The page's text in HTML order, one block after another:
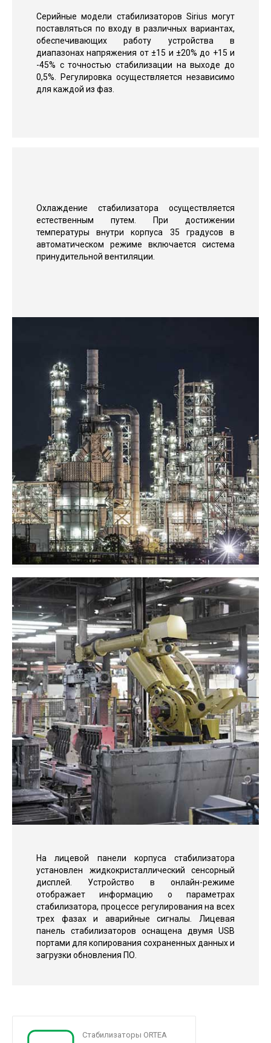
Серийные модели стабилизаторов Sirius могут
поставляться по входу в различных вариантах,
обеспечивающих работу устройства в
диапазонах напряжения от ±15 и ±20% до +15 и
-45% с точностью стабилизации на выходе до
0,5%. Регулировка осуществляется независимо
для каждой из фаз.
Охлаждение стабилизатора осуществляется
естественным путем. При достижении
температуры внутри корпуса 35 градусов в
автоматическом режиме включается система
принудительной вентиляции.
На лицевой панели корпуса стабилизатора
установлен жидкокристаллический сенсорный
дисплей. Устройство в онлайн-режиме
отображает информацию о параметрах
стабилизатора, процессе регулирования на всех
трех фазах и аварийные сигналы. Лицевая
панель стабилизаторов оснащена двумя USB
портами для копирования сохраненных данных и
загрузки обновления ПО.
Стабилизаторы ORTEA